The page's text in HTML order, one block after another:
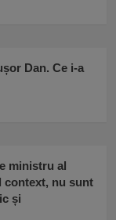
Dan. Ce i-a
ministru al
context, nu sunt
și